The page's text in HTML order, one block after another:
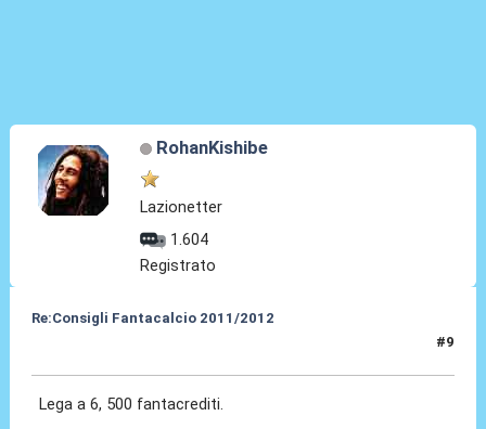
RohanKishibe
Lazionetter
1.604
Registrato
Re:Consigli Fantacalcio 2011/2012
#9
Lega a 6, 500 fantacrediti.